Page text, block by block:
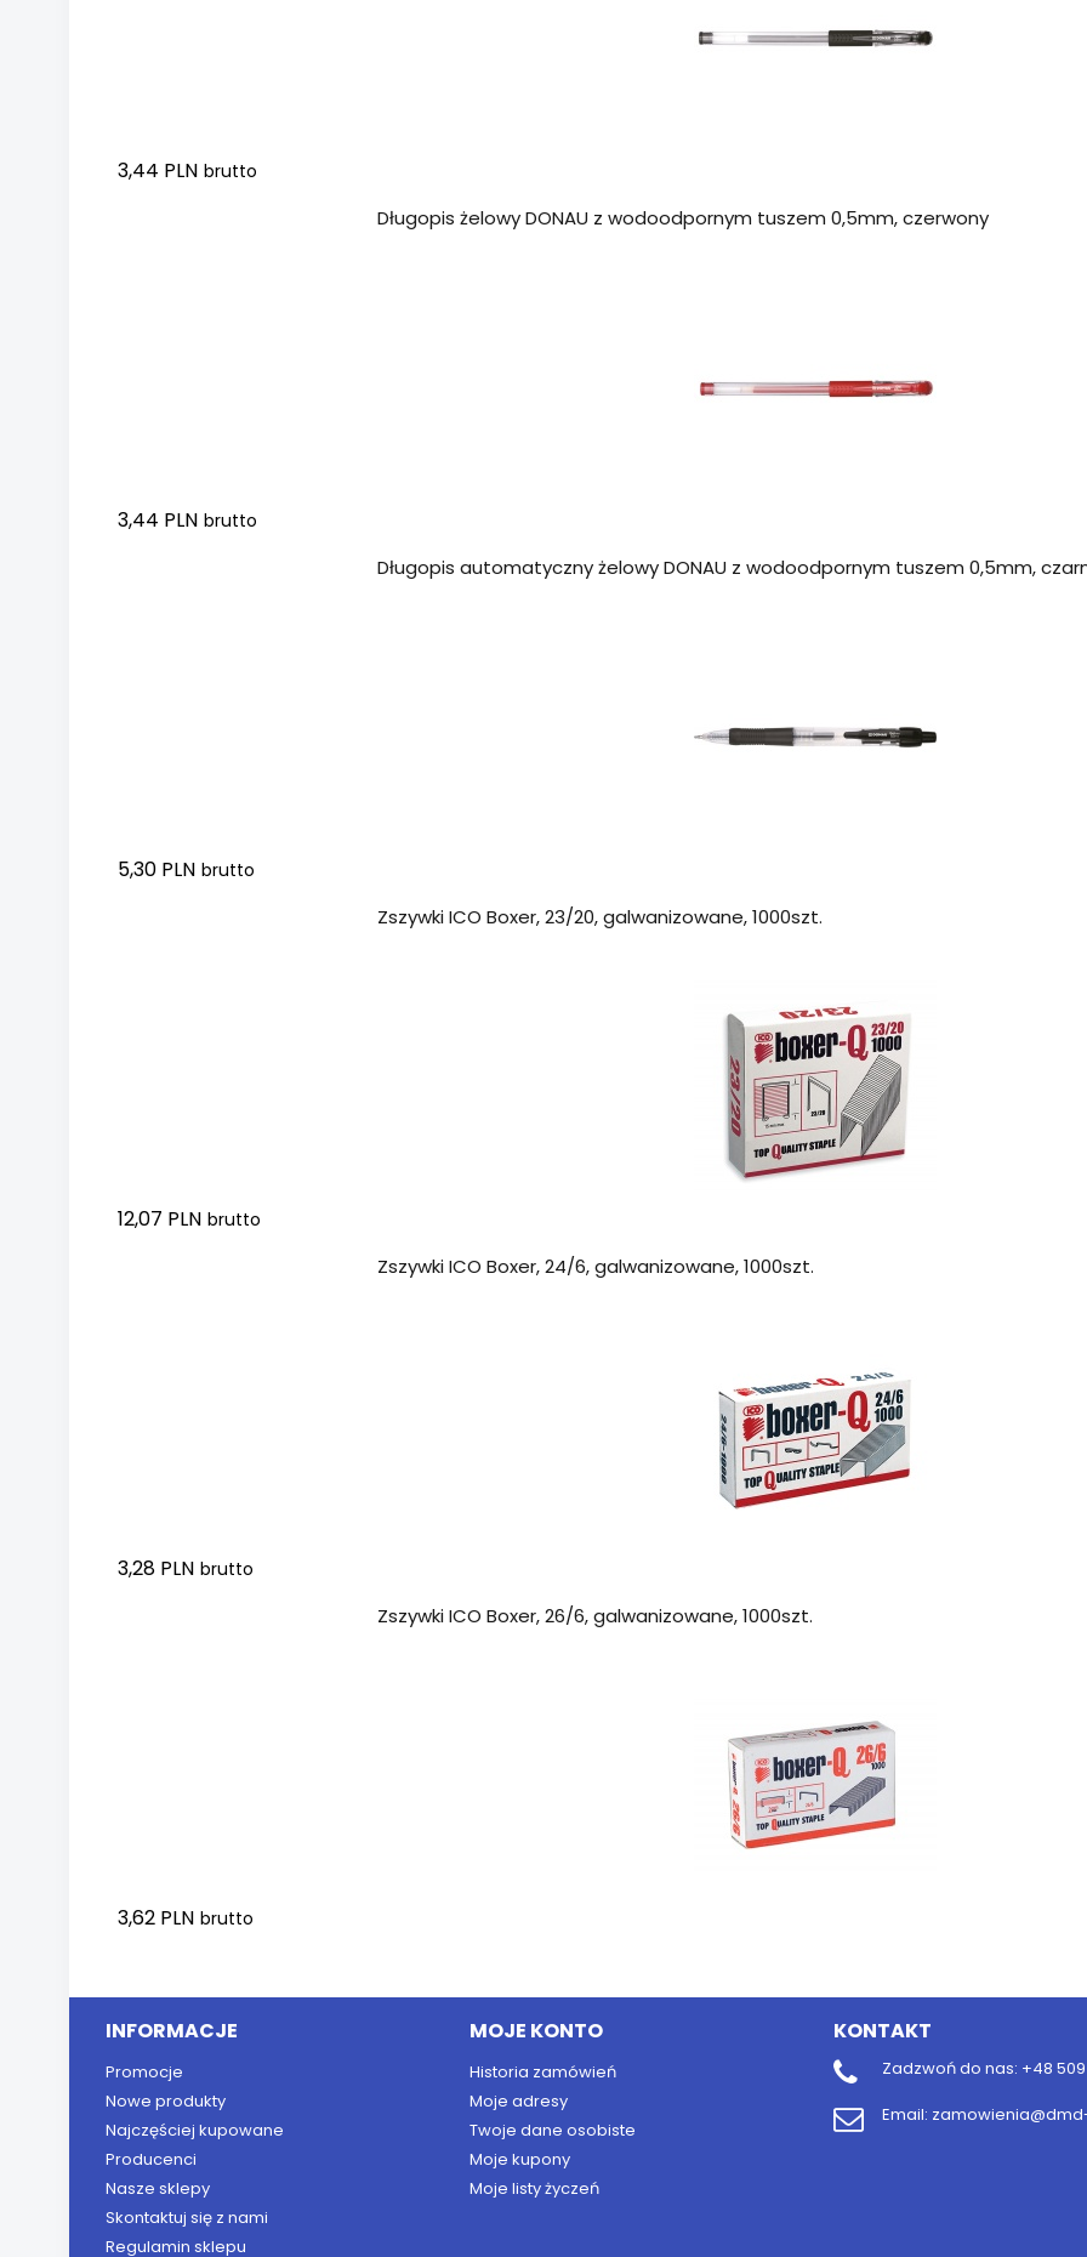
3,44 PLN brutto
Długopis żelowy DONAU z wodoodpornym tuszem 0,5mm, czerwony
3,44 PLN brutto
Długopis automatyczny żelowy DONAU z wodoodpornym tuszem 0,5mm,
5,30 PLN brutto
Zszywki ICO Boxer, 23/20, galwanizowane, 1000szt.
12,07 PLN brutto
Zszywki ICO Boxer, 24/6, galwanizowane, 1000szt.
3,28 PLN brutto
Zszywki ICO Boxer, 26/6, galwanizowane, 1000szt.
3,62 PLN brutto
INFORMACJE
Promocje
Nowe produkty
Najczęściej kupowane
Producenci
Nasze sklepy
Skontaktuj się z nami
Regulamin sklepu
MOJE KONTO
Historia zamówień
Moje adresy
Twoje dane osobiste
Moje kupony
Moje listy życzeń
KONTAKT
Zadzwoń do nas: +48 509
Email: